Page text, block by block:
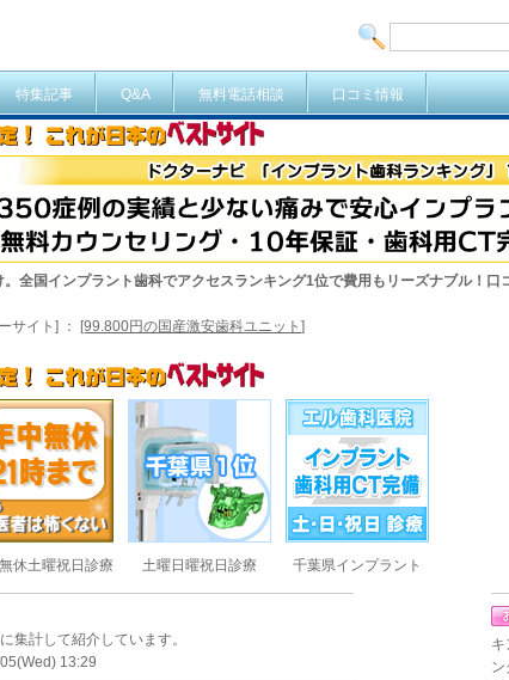
特集記事 Q&A 無料電話相談 口コミ情報
全国インプラント歯科でアクセスランキング1位で費用もリーズナブル！口
サイト] ： [99.800円の国産激安歯科ユニット ]
休土曜祝日診療 土曜日曜祝日診療 千葉県インプラント
集計して紹介しています。
13:29
キ